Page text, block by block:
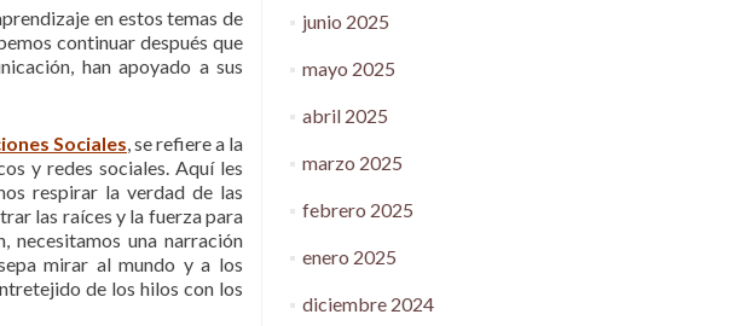
en estos temas de
continuar después que
han apoyado a sus
Sociales, se refiere a la
y redes sociales. Aquí les
respirar la verdad de las
las raíces y la fuerza para
necesitamos una narración
mirar al mundo y a los
de los hilos con los
junio 2025
mayo 2025
abril 2025
marzo 2025
febrero 2025
enero 2025
diciembre 2024